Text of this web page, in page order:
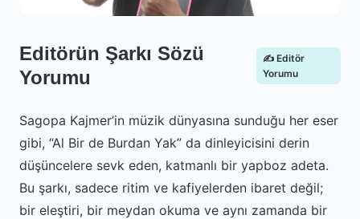
Editörün Şarkı Sözü
Yorumu
✍️ Editör
Yorumu
Sagopa Kajmer’in müzik dünyasına sunduğu her eser
gibi, “Al Bir de Burdan Yak” da dinleyicisini derin
düşüncelere sevk eden, katmanlı bir yapboz adeta.
Bu şarkı, sadece ritim ve kafiyelerden ibaret değil;
bir eleştiri, bir meydan okuma ve aynı zamanda bir